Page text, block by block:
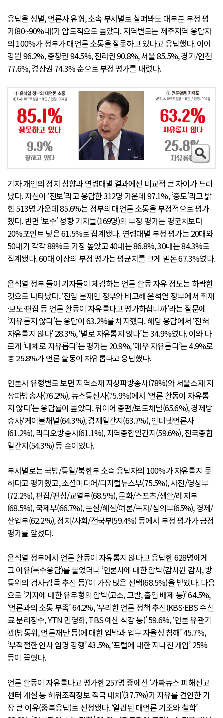
응답을 성별, 언론사 유형, 소속 부서별로 살펴봐도 대부분 부정 평
가(80~90%대)가 압도적으로 높았다. 지역별로는 제주지역 응답자
의 100%가 정부가 대언론 소통을 잘못하고 있다고 응답했다. 이어
강원 96.2%, 충청권 94.5%, 전라권 90.8%, 서울 85.5%, 경기/인천
77.6%, 경상권 74.3% 순으로 부정 평가를 내렸다.
기자 개인의 정치 성향과 연령대별 결과에선 비교적 큰 차이가 드러
났다. 자신이 ‘진보’라고 응답한 312명 가운데 97.1%, ‘중도’라고 밝
힌 513명 가운데 85.6%는 정부의 대언론 소통을 부정적으로 평가
했다. 반면 ‘보수’ 성향 기자들(169명)의 부정 평가는 평균치보다
20%포인트 낮은 61.5%로 집계됐다. 연령대별 부정 평가는 20대와
50대가 각각 88%로 가장 높았고 40대는 86.8%, 30대는 84.3%로
집계됐다. 60대 이상의 부정 평가는 평균치를 크게 밑돈 67.3%였다.
윤석열 정부 들어 기자들이 체감하는 언론 활동 자유 정도는 하락한
것으로 나타났다. ‘전임 문재인 정부와 비교해 윤석열 정부에서 취재
·보도·편집 등 언론 활동이 자유롭다고 평가하십니까’라는 질문에
‘자유롭지 않다’는 응답이 63.2%를 차지했다. 해당 응답에서 ‘전혀
자유롭지 않다’ 28.3%, ‘별로 자유롭지 않다’는 34.9%였다. 이와 다
르게 ‘대체로 자유롭다’는 평가는 20.9%, ‘매우 자유롭다’는 4.9%로
총 25.8%가 언론 활동이 자유롭다고 응답했다.
언론사 유형별로 보면 지역소재 지상파방송사(78%)와 서울소재 지
상파방송사(76.2%), 뉴스통신사(75.9%)에서 ‘언론 활동이 자유롭
지 않다’는 응답률이 높았다. 뒤이어 종편/보도채널(65.6%), 경제방
송사/케이블채널(64.3%), 경제일간지(63.7%), 인터넷언론사
(61.2%), 라디오방송사(61.1%), 지역종합일간지(59.6%), 전국종합
일간지(54.3%) 등 순이었다.
부서별로는 국방/통일/북한부 소속 응답자의 100%가 자유롭지 못
하다고 평가했고, 소셜미디어/디지털뉴스부(75.5%), 사진/영상부
(72.2%), 편집/편성/교열부(68.5%), 문화/스포츠/생활/레저부
(68.5%), 국제부(66.7%), 논설/해설/여론/독자/심의부(65%), 경제/
산업부(62.2%), 정치/사회/전국부(59.4%) 등에서 부정 평가가 긍정
평가를 앞섰다.
윤석열 정부에서 언론 활동이 자유롭지 않다고 응답한 628명에게
그 이유(복수응답)를 물었더니 ‘언론사에 대한 압박(감사원 감사, 방
통위의 검사·감독 추진 등)’이 가장 많은 선택(68.5%)을 받았다. 다음
으로 ‘기자에 대한 유무형의 압박(고소, 고발, 출입 배제 등)’ 64.5%,
‘언론과의 소통 부족’ 64.2%, ‘무리한 언론 정책 추진(KBS·EBS 수신
료 분리징수, YTN 민영화, TBS 예산 삭감 등)’ 59.6%, ‘언론 유관기
관(방통위, 언론재단 등)에 대한 압박과 업무 자율성 침해’ 45.7%,
‘부적절한 인사 임명 강행’ 43.5%, ‘포털에 대한 지나친 개입’ 25%
등이 꼽혔다.
언론 활동이 자유롭다고 평가한 257명 중에선 ‘가짜뉴스 피해신고
센터 개설 등 허위조작정보 적극 대처’(37.7%)가 자유를 견인한 가
장 큰 이유(중복응답)로 선정됐다. ‘일관된 대언론 기조와 철학’